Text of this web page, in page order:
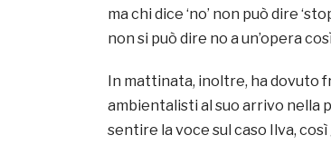
ma chi dice ‘no’ non può dire
non si può dire no a un’opera
In mattinata, inoltre, ha dovuto
ambientalisti al suo arrivo nella
sentire la voce sul caso Ilva,